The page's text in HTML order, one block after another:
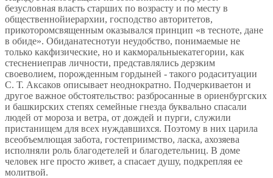
безусловная власть старших по возрасту и по месту в
общественнойиерархии, господство авторитетов,
прикоторомсвященным оказывался принцип «в тесноте, дане
в обиде». Обиданатеснотуи неудобство, понимаемые не
только какфизические, но и какморальныекатегории, как
стеснениеправ личности, представлялись дерзким
своеволием, порожденным гордыней - такого родаситуации
С. Т. Аксаков описывает неоднократно. Подчеркиваетон и
другое важное обстоятельство: разбросанные в ориенбургских
и башкирских степях семейные гнезда буквально спасали
людей от мороза и ветра, от дождей и пурги, служили
пристанищем для всех нуждавшихся. Поэтому в них царила
всеобъемлющая забота, гостеприимство, ласка, ахозяева
исполняли роль благодетелей и благодетельниц. В доме
человек нге просто живет, а спасает душу, подкрепляя ее
молитвой.